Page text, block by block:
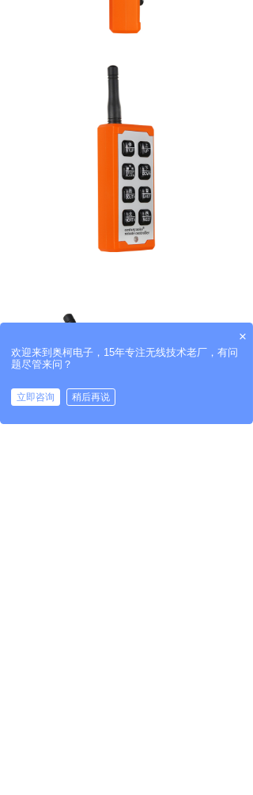
×
欢迎来到奥柯电子，15年专注无线技术老厂，有问
题尽管来问？
立即咨询
稍后再说
拨打电话